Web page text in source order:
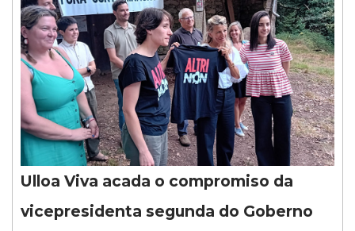
Ulloa Viva acada o compromiso da
vicepresidenta segunda do Goberno